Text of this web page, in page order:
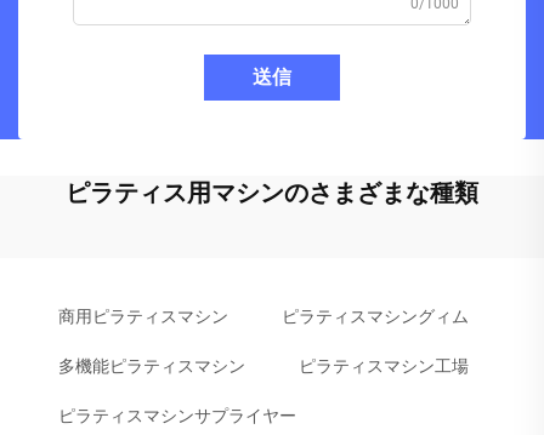
0/1000
送信
ピラティス用マシンのさまざまな種類
商用ピラティスマシン ピラティスマシングィム
多機能ピラティスマシン ピラティスマシン工場
ピラティスマシンサプライヤー